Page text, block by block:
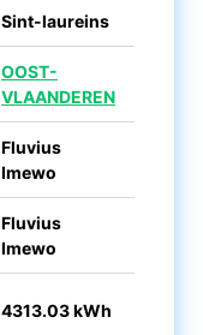
Sint-laureins
OOST-
VLAANDEREN
Fluvius
Imewo
Fluvius
Imewo
4313.03 kWh